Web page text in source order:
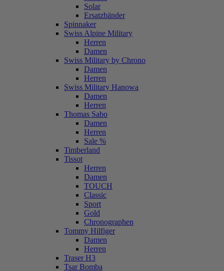
Solar
Ersatzbänder
Spinnaker
Swiss Alpine Military
Herren
Damen
Swiss Military by Chrono
Damen
Herren
Swiss Military Hanowa
Damen
Herren
Thomas Sabo
Damen
Herren
Sale %
Timberland
Tissot
Herren
Damen
TOUCH
Classic
Sport
Gold
Chronographen
Tommy Hilfiger
Damen
Herren
Traser H3
Tsar Bomba